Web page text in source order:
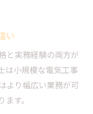
い
と実務経験の両方が
は小規模な電気工事
より幅広い業務が可
す。